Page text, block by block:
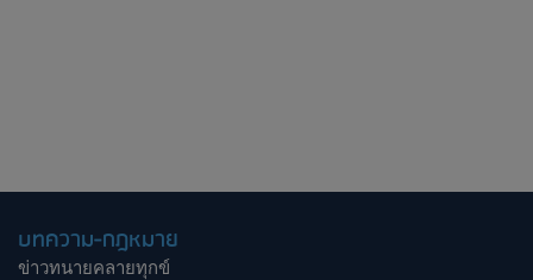
บทความ-กฎหมาย
ข่าวทนายคลายทุกข์